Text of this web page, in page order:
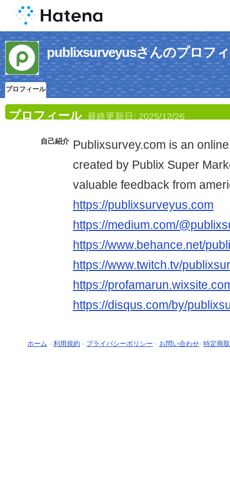
publixsurveyusさんのプロフ
プロフィール
プロフィール 最終更新日: 2025/12/26
自己紹介 Publixsurvey.com is an
created by Publix Super
valuable feedback from
https://publixsurveyus.com
https://medium.com/
https://www.behance.net/
https://www.twitch.tv/
https://
https://disqus.com/by/
ホーム - 利用規約 - プライバシーポリシー - お問い合わせ- 特定商